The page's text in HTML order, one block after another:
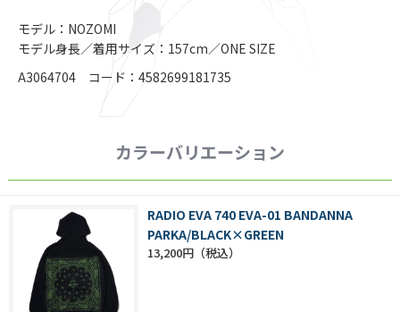
モデル：NOZOMI
モデル身長／着用サイズ：157cm／ONE SIZE
A3064704 コード：4582699181735
カラーバリエーション
RADIO EVA 740 EVA-01 BANDANNA
PARKA/BLACK×GREEN
13,200円